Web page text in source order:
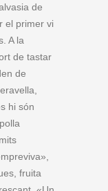
de
el primer vi
A la
de tastar
de
hi són
fruita